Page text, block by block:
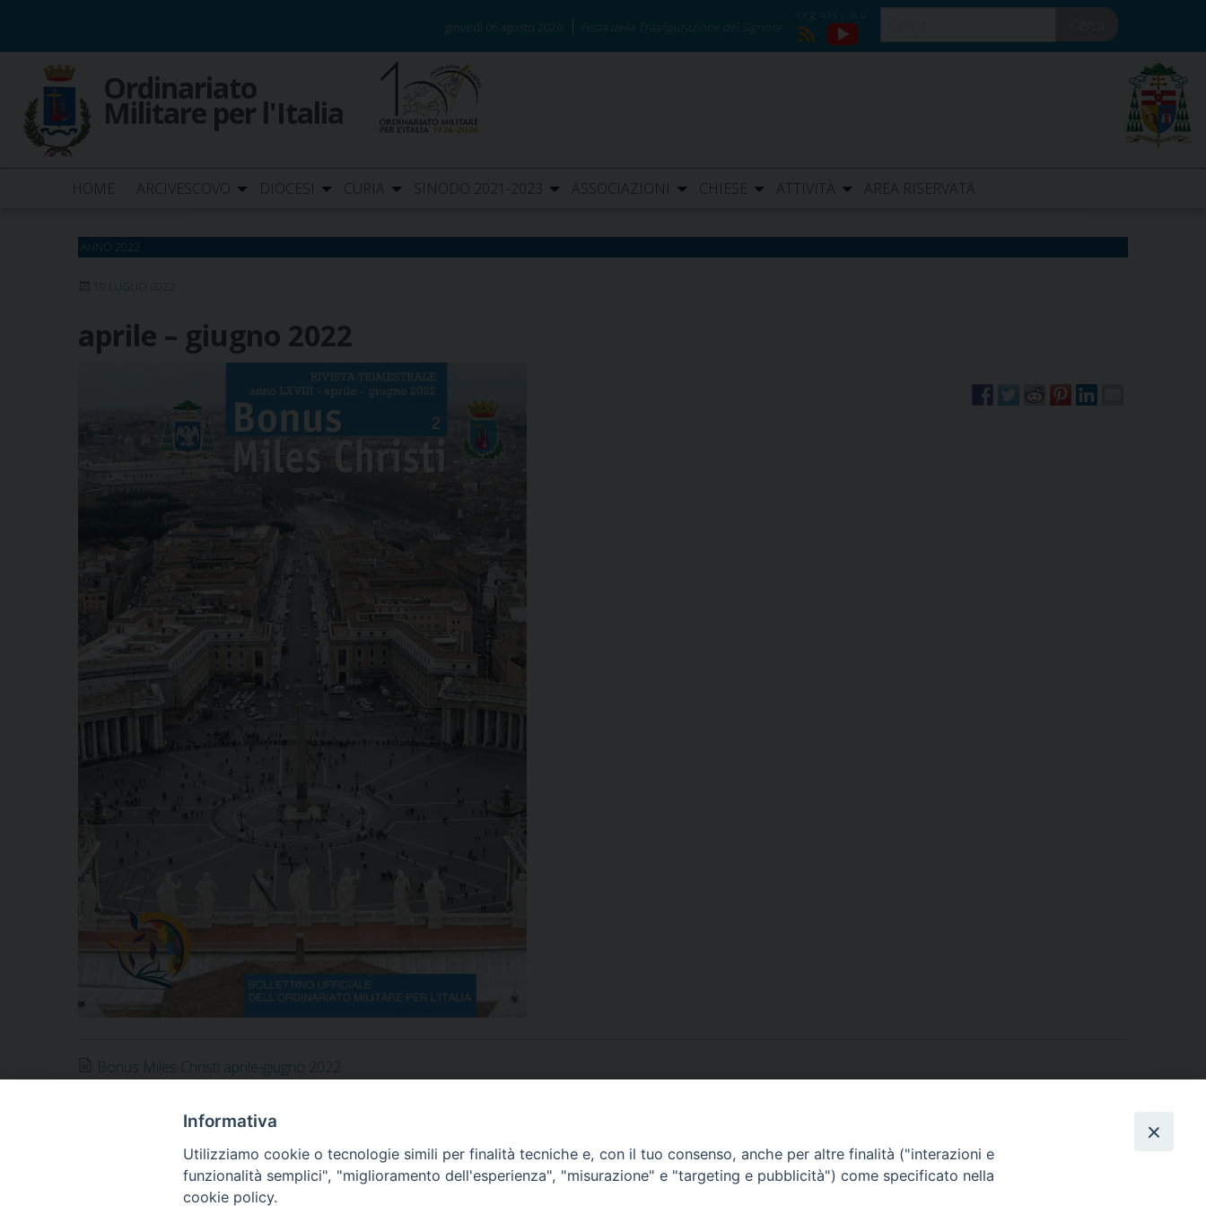
content
giovedì 06 agosto 2026 Festa della Trasfigurazione del Signore
RSS
YouTube
Ordinariato
Militare per l'Italia
HOME ARCIVESCOVO DIOCESI CURIA SINODO 2021-2023 ASSOCIAZIONI CHIESE ATTIVITÀ AREA RISERVATA
ANNO 2022
19 LUGLIO 2022
aprile – giugno 2022
Bonus Miles Christi aprile-giugno 2022
L’Aquila – Festeggiato San Giovanni Gualberto
Informativa
Utilizziamo cookie o tecnologie simili per finalità tecniche e, con il tuo consenso, anche per altre finalità ("interazioni e
funzionalità semplici", "miglioramento dell'esperienza", "misurazione" e "targeting e pubblicità") come specificato nella
cookie policy.